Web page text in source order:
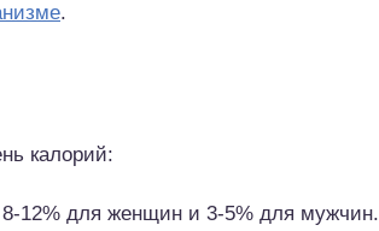
.
калорий:
12% для женщин и 3-5% для мужчин.